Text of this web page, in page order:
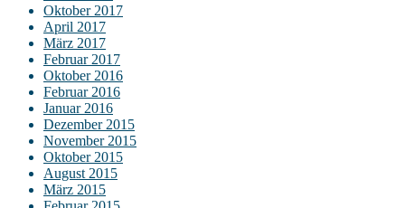
Oktober 2017
April 2017
März 2017
Februar 2017
Oktober 2016
Februar 2016
Januar 2016
Dezember 2015
November 2015
Oktober 2015
August 2015
März 2015